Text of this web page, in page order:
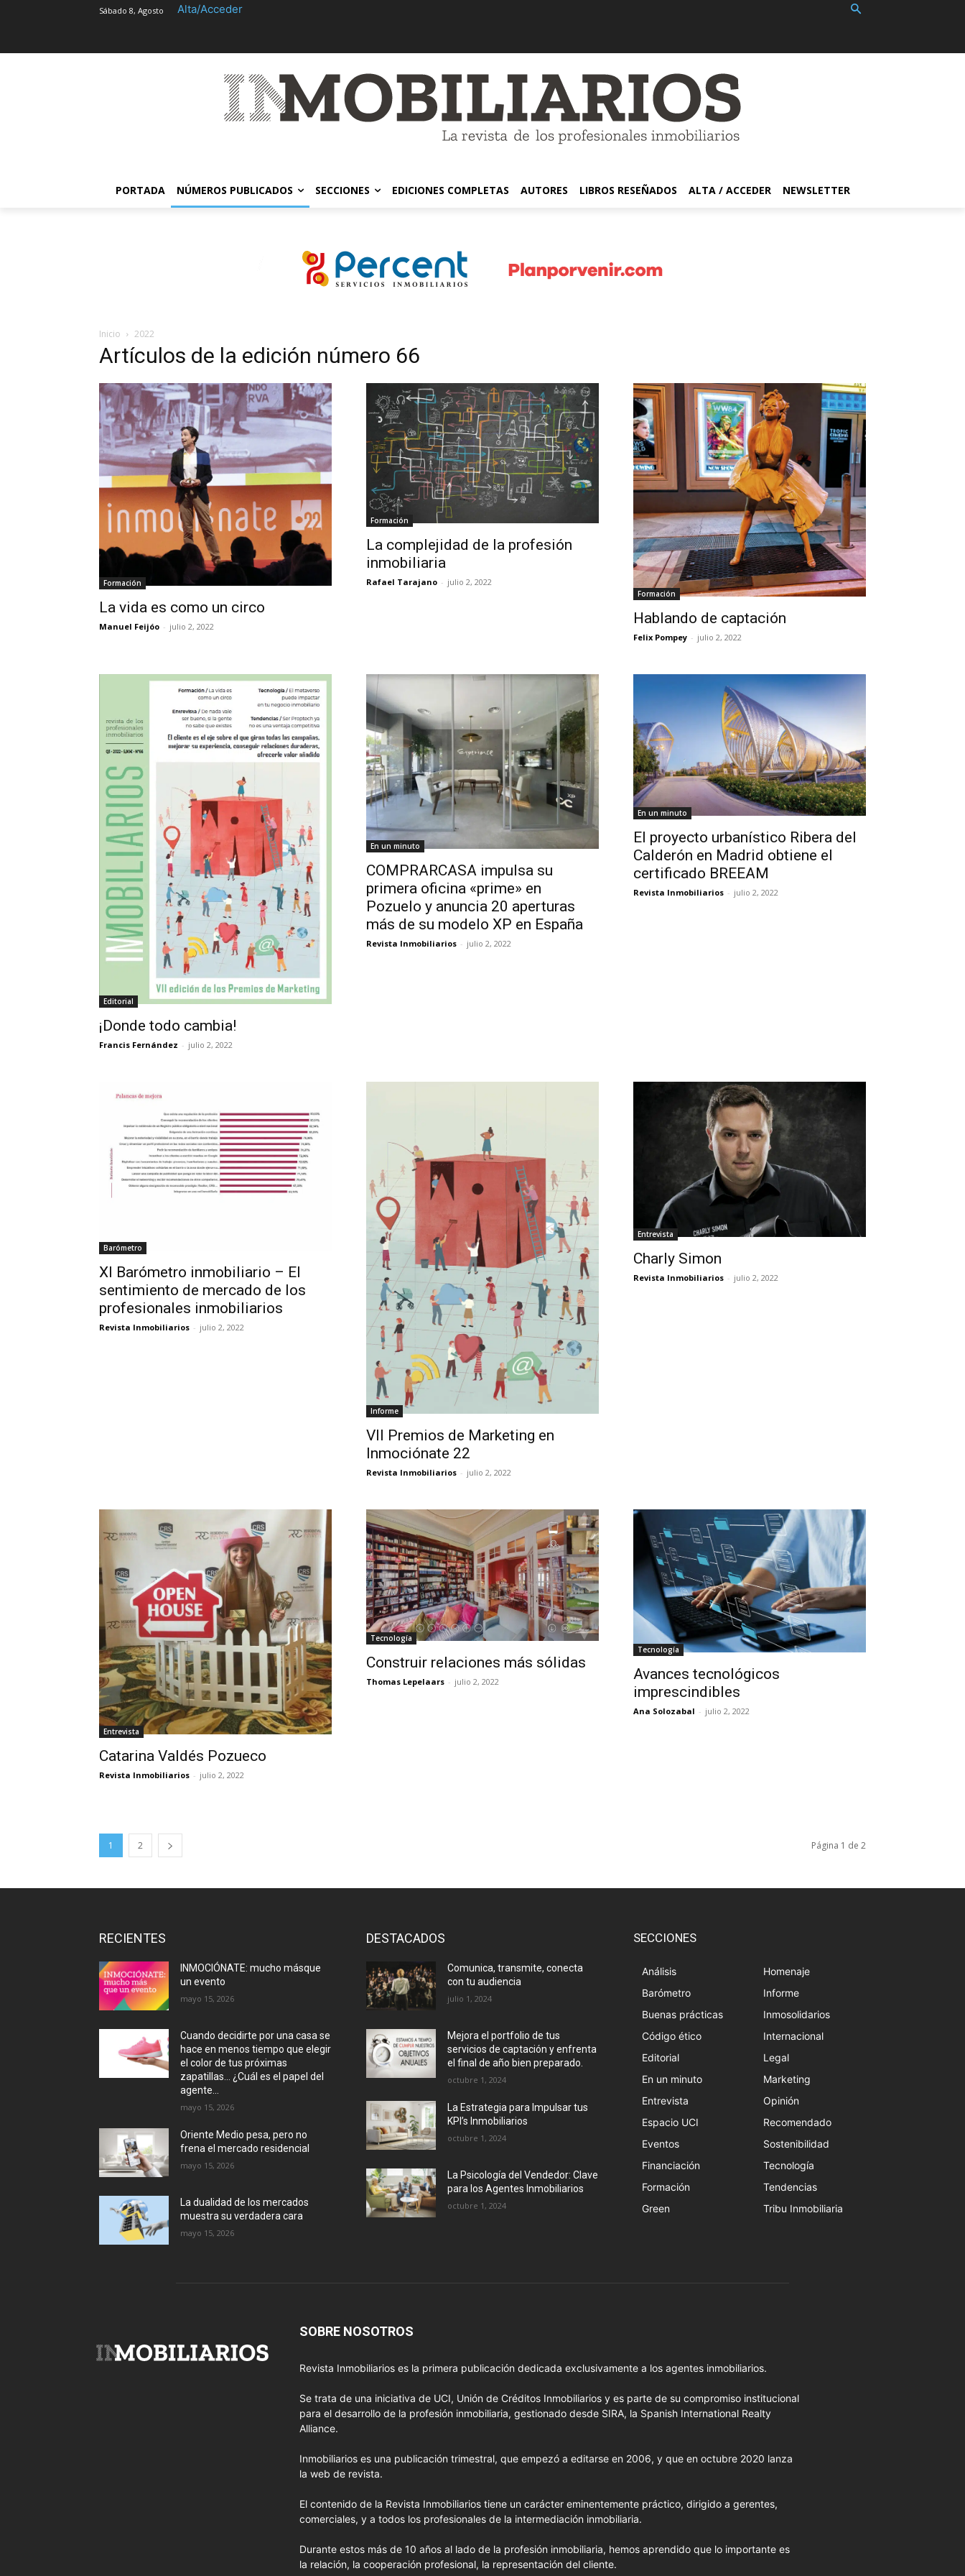
Sábado 8, Agosto Alta/Acceder
PORTADA NÚMEROS PUBLICADOS SECCIONES EDICIONES COMPLETAS AUTORES LIBROS RESEÑADOS ALTA / ACCEDER NEWSLETTER
Inicio 2022
Artículos de la edición número 66
Formación
La vida es como un circo
Manuel Feijóo - julio 2, 2022
Formación
La complejidad de la profesión
inmobiliaria
Rafael Tarajano - julio 2, 2022
Formación
Hablando de captación
Felix Pompey - julio 2, 2022
Editorial
¡Donde todo cambia!
Francis Fernández - julio 2, 2022
En un minuto
COMPRARCASA impulsa su
primera oficina «prime» en
Pozuelo y anuncia 20 aperturas
más de su modelo XP en España
Revista Inmobiliarios - julio 2, 2022
En un minuto
El proyecto urbanístico Ribera del
Calderón en Madrid obtiene el
certificado BREEAM
Revista Inmobiliarios - julio 2, 2022
Barómetro
XI Barómetro inmobiliario – El
sentimiento de mercado de los
profesionales inmobiliarios
Revista Inmobiliarios - julio 2, 2022
Informe
VII Premios de Marketing en
Inmociónate 22
Revista Inmobiliarios - julio 2, 2022
Entrevista
Charly Simon
Revista Inmobiliarios - julio 2, 2022
Entrevista
Catarina Valdés Pozueco
Revista Inmobiliarios - julio 2, 2022
Tecnología
Construir relaciones más sólidas
Thomas Lepelaars - julio 2, 2022
Tecnología
Avances tecnológicos
imprescindibles
Ana Solozabal - julio 2, 2022
1 2 Página 1 de 2
RECIENTES
INMOCIÓNATE: mucho másque
un evento
mayo 15, 2026
Cuando decidirte por una casa se
hace en menos tiempo que elegir
el color de tus próximas
zapatillas… ¿Cuál es el papel del
agente...
mayo 15, 2026
Oriente Medio pesa, pero no
frena el mercado residencial
mayo 15, 2026
La dualidad de los mercados
muestra su verdadera cara
mayo 15, 2026
DESTACADOS
Comunica, transmite, conecta
con tu audiencia
julio 1, 2024
Mejora el portfolio de tus
servicios de captación y enfrenta
el final de año bien preparado.
octubre 1, 2024
La Estrategia para Impulsar tus
KPI’s Inmobiliarios
octubre 1, 2024
La Psicología del Vendedor: Clave
para los Agentes Inmobiliarios
octubre 1, 2024
SECCIONES
Análisis
Barómetro
Buenas prácticas
Código ético
Editorial
En un minuto
Entrevista
Espacio UCI
Eventos
Financiación
Formación
Green
Homenaje
Informe
Inmosolidarios
Internacional
Legal
Marketing
Opinión
Recomendado
Sostenibilidad
Tecnología
Tendencias
Tribu Inmobiliaria
SOBRE NOSOTROS
Revista Inmobiliarios es la primera publicación dedicada exclusivamente a los agentes inmobiliarios.
Se trata de una iniciativa de UCI, Unión de Créditos Inmobiliarios y es parte de su compromiso institucional
para el desarrollo de la profesión inmobiliaria, gestionado desde SIRA, la Spanish International Realty
Alliance.
Inmobiliarios es una publicación trimestral, que empezó a editarse en 2006, y que en octubre 2020 lanza
la web de revista.
El contenido de la Revista Inmobiliarios tiene un carácter eminentemente práctico, dirigido a gerentes,
comerciales, y a todos los profesionales de la intermediación inmobiliaria.
Durante estos más de 10 años al lado de la profesión inmobiliaria, hemos aprendido que lo importante es
la relación, la cooperación profesional, la representación del cliente.